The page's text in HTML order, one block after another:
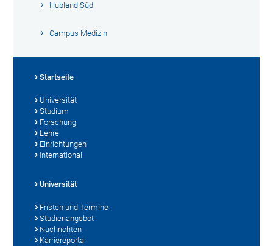
Hubland Süd
Campus Medizin
Startseite
Universität
Studium
Forschung
Lehre
Einrichtungen
International
Universität
Fristen und Termine
Studienangebot
Nachrichten
Karriereportal